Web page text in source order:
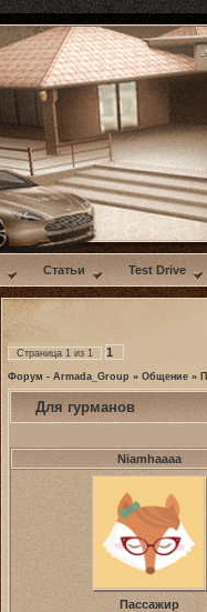
Статьи Test Drive
Страница 1 из 1 1
Форум - Armada_Group » Общение »
Для гурманов
Niamhaaaa
Пассажир